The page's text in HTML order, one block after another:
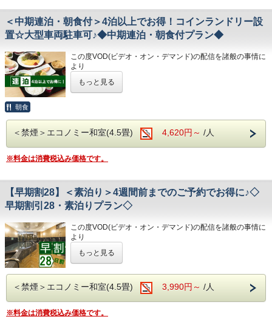
・繁華街…徒歩約15分/はりまや橋…徒歩約10分
・お遍路(四国八十八ヶ所)
第30番札所 善楽寺…車で約15分
第31番札所 竹林寺…車で約20分
・レンタルサイクル
・24時間フロント対応
◇アクセス◇
・JR高知駅…徒歩5分
・高知IC…車で約10分
・高知龍馬空港…車で約25分
20分
・繁華街…徒歩約15分/はりまや橋…徒歩約10分
・お遍路(四国八十八ヶ所)
第30番札所 善楽寺…車で約15分
第31番札所 竹林寺…車で約20分
♪
◇お風呂◇
広々とした大浴場は一日の疲れが癒やされると好評です!
旅の疲れを癒して下さい。男湯にはサウナも完備♪
営業時間
・男女大浴場/15:00～25:00/6:00～9:00
・男性用サウナ/15:00～24:00
・大型トラックやバスも駐車可能な専用平置き駐車場37台
完備。
(700円/泊 ※車輌の大きさによって料金が異なります)
※大型車をご利用の場合は必ずご連絡ください
※駐車場は先着順になります
します
◇その他サービス◇
・全館無料Wi-Fi対応
・VOD(ビデオオンデマンド)設置(500円/泊)
・各種無料貸出グッズ
・24時間フロント対応
◇アクセス◇
・JR高知駅…徒歩5分
・高知IC…車で約10分
・高知龍馬空港…車で約25分
★☆ひと目で分かる！ホテル港屋の５つの特徴☆★
②JR高知駅から徒歩5分の好立地!
③良質の睡眠をご提供!シモンズ社製ベッドを全洋室に採用
④広々とした男女大浴場!深夜は1時まで朝は6時00分から入
浴可能
◇ご朝食◇
◇お風呂◇
営業時間
・男女大浴場/15:00～25:00/6:00～9:00
・男性用サウナ/15:00～24:00
◇駐車場◇
・大型トラックやバスも駐車可能な専用平置き駐車場37台
完備。
(700円/泊 ※車輌の大きさによって料金が異なります)
※駐車場は先着順になります
※満車の場合はホテル近くのコインパーキングをご案内いた
します
◇その他サービス◇
＜中期連泊・朝食付＞4泊以上でお得！コインランドリー設
置☆大型車両駐車可♪◆中期連泊・朝食付プラン◆
この度VOD(ビデオ・オン・デマンド)の配信を諸般の事情に
より
りました。
今までご愛顧いただき、誠にありがとうございました。
★こちらは朝食付きのプランとなります★
①心のこもったアットホームなお客さま対応
②JR高知駅から徒歩5分の好立地!
③良質の睡眠をご提供!シモンズ社製ベッドを全洋室に採用
④広々とした男女大浴場!深夜は1時まで朝は6時00分から入
男湯にはサウナも!
⑤ホテルに隣接した平置き駐車場!大型車やバスも駐車可能
港屋の朝食は日替わりメニュー！
和食・洋食お好きな方をお選びください♪
どちらもバランスの良い定食スタイルの朝食です！
もっと見る
朝食
＜禁煙＞エコノミー和室(4.5畳) 4,620円～ /人
※料金は消費税込み価格です。
【早期割28】＜素泊り＞4週間前までのご予約でお得に♪◇
早期割引28・素泊りプラン◇
この度VOD(ビデオ・オン・デマンド)の配信を諸般の事情に
より
りました。
今までご愛顧いただき、誠にありがとうございました。
何卒ご理解を賜りますようお願い申し上げます。
28日前までのご予約でお得なプランです♪
☆こちらは食事なしの素泊りプランとなります☆
☆港屋自慢のサービス・ベッド・大浴場でおくつろぎくださ
もっと見る
＜禁煙＞エコノミー和室(4.5畳) 3,990円～ /人
※料金は消費税込み価格です。